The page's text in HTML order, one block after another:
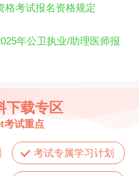
格考试报名资格规定
年公卫执业/助理医师报
下载专区
考试重点
考试专属学习计划